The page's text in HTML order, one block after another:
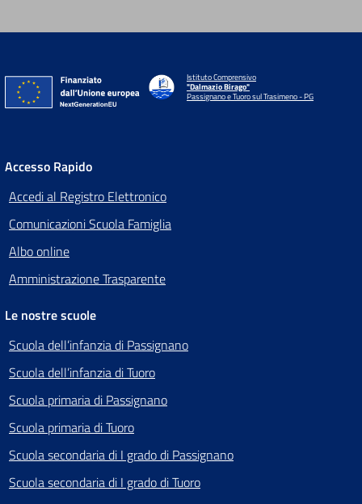
Istituto Comprensivo
"Dalmazio Birago"
Passignano e Tuoro sul Trasimeno - PG
Accesso Rapido
Accedi al Registro Elettronico
Comunicazioni Scuola Famiglia
Albo online
Amministrazione Trasparente
Le nostre scuole
Scuola dell’infanzia di Passignano
Scuola dell’infanzia di Tuoro
Scuola primaria di Passignano
Scuola primaria di Tuoro
Scuola secondaria di I grado di Passignano
Scuola secondaria di I grado di Tuoro